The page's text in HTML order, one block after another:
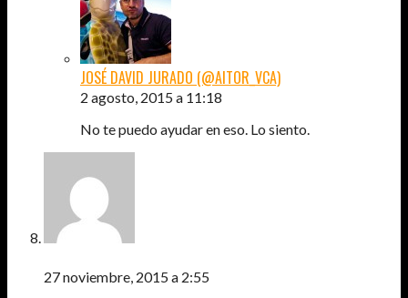
JOSÉ DAVID JURADO (@AITOR_VCA)
2 agosto, 2015 a 11:18
No te puedo ayudar en eso. Lo siento.
27 noviembre, 2015 a 2:55